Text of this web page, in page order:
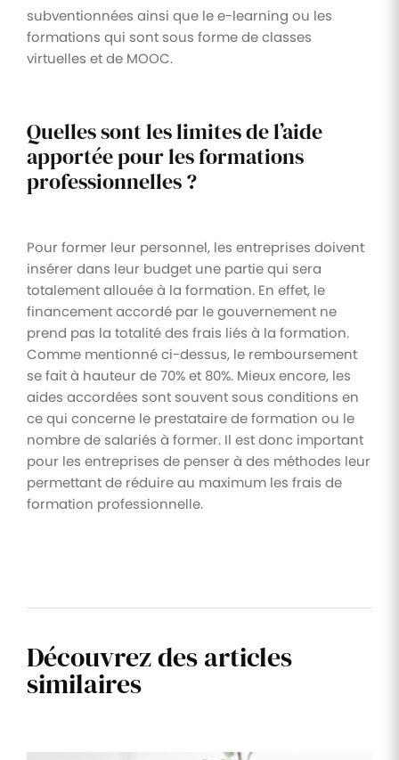
subventionnées ainsi que le e-learning ou les
formations qui sont sous forme de classes
virtuelles et de MOOC.
Quelles sont les limites de l’aide
apportée pour les formations
professionnelles ?
Pour former leur personnel, les entreprises doivent
insérer dans leur budget une partie qui sera
totalement allouée à la formation. En effet, le
financement accordé par le gouvernement ne
prend pas la totalité des frais liés à la formation.
Comme mentionné ci-dessus, le remboursement
se fait à hauteur de 70% et 80%. Mieux encore, les
aides accordées sont souvent sous conditions en
ce qui concerne le prestataire de formation ou le
nombre de salariés à former. Il est donc important
pour les entreprises de penser à des méthodes leur
permettant de réduire au maximum les frais de
formation professionnelle.
Découvrez des articles
similaires